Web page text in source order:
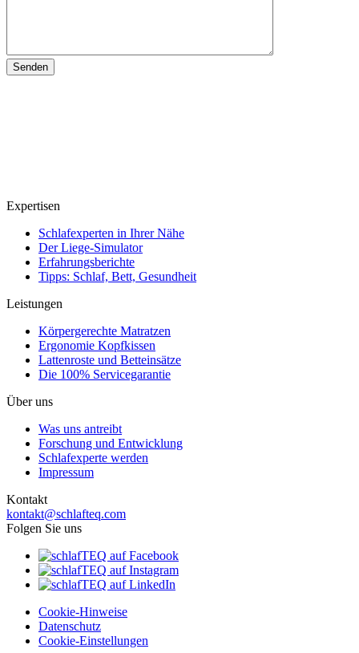
Expertisen
Schlafexperten in Ihrer Nähe
Der Liege-Simulator
Erfahrungsberichte
Tipps: Schlaf, Bett, Gesundheit
Leistungen
Körpergerechte Matratzen
Ergonomie Kopfkissen
Lattenroste und Betteinsätze
Die 100% Servicegarantie
Über uns
Was uns antreibt
Forschung und Entwicklung
Schlafexperte werden
Impressum
Kontakt
kontakt@schlafteq.com
Folgen Sie uns
Cookie-Hinweise
Datenschutz
Cookie-Einstellungen